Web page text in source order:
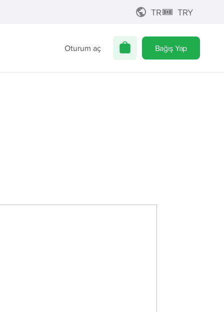
TR TRY
Oturum aç Bağış Yap